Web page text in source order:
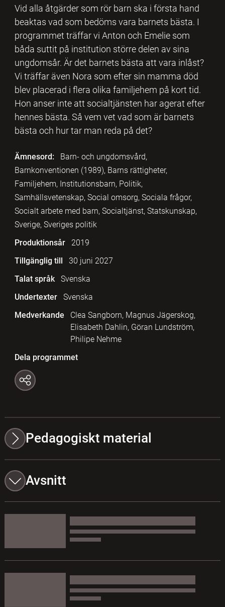
Vid alla åtgärder som rör barn ska i första hand
beaktas vad som bedöms vara barnets bästa. I
programmet träffar vi Anton och Emelie som
båda suttit på institution större delen av sina
ungdomsår. Är det barnets bästa att vara inlåst?
Vi träffar även Nora som efter sin mamma död
blev placerad i flera olika familjehem på kort tid.
Hon anser inte att socialtjänsten har agerat efter
hennes bästa. Så vem vet vad som är barnets
bästa och hur tar man reda på det?
Ämnesord:
Barn- och ungdomsvård,
Barnkonventionen (1989), Barns rättigheter,
Familjehem, Institutionsbarn, Politik,
Samhällsvetenskap, Social omsorg, Sociala frågor,
Socialt arbete med barn, Socialtjänst, Statskunskap,
Sverige, Sveriges politik
Produktionsår
2019
Tillgänglig till
30 juni 2027
Talat språk
Svenska
Undertexter
Svenska
Medverkande
Clea Sangborn, Magnus Jägerskog,
Elisabeth Dahlin, Göran Lundström,
Philipe Nehme
Dela programmet
Pedagogiskt material
Avsnitt